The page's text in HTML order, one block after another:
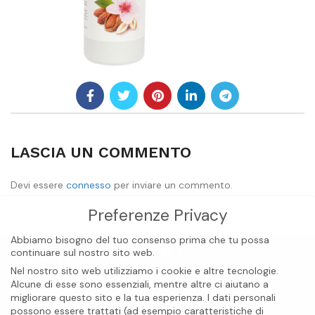
LASCIA UN COMMENTO
Devi essere connesso per inviare un commento.
Preferenze Privacy
Abbiamo bisogno del tuo consenso prima che tu possa
continuare sul nostro sito web.
Nel nostro sito web utilizziamo i cookie e altre tecnologie.
Alcune di esse sono essenziali, mentre altre ci aiutano a
migliorare questo sito e la tua esperienza. I dati personali
possono essere trattati (ad esempio caratteristiche di